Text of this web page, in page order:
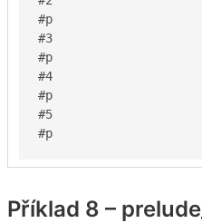
#p
#3
#p
#4
#p
#5
#p
Příklad 8 –